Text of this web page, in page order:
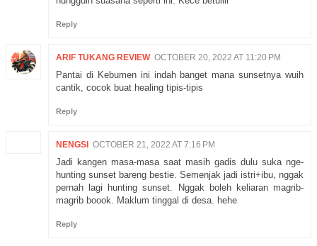
Reply
ARIF TUKANG REVIEW OCTOBER 20, 2022 AT 11:20 PM
Pantai di Kebumen ini indah banget mana sunsetnya wuih
cantik, cocok buat healing tipis-tipis
Reply
NENGSI OCTOBER 21, 2022 AT 7:16 PM
Jadi kangen masa-masa saat masih gadis dulu suka nge-
hunting sunset bareng bestie. Semenjak jadi istri+ibu, nggak
pernah lagi hunting sunset. Nggak boleh keliaran magrib-
magrib boook. Maklum tinggal di desa. hehe
Reply